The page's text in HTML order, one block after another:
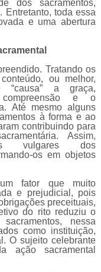
dos sacramentos,
Entretanto, toda essa
e uma abertura
Tratando os
ou melhor,
“causa” a graça,
e o
Até mesmo alguns
à forma e ao
contribuindo para
Assim,
vulgares dos
os em objetos
fator que muito
e prejudicial, pois
preceituais,
do rito reduziu o
nessa
como instituição,
O sujeito celebrante
ação sacramental